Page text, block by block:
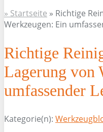
» Startseite » Richtige
Werkzeugen: Ein
Richtige
Lagerung von
umfassender
Kategorie(n):